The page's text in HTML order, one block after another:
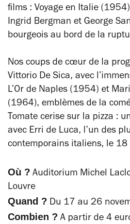
films : Voyage en Italie (1954)
Ingrid Bergman et George
bourgeois au bord de la
Nos coups de cœur de la
Vittorio De Sica, avec
L’Or de Naples (1954) et
(1964), emblèmes de la
Tomate cerise sur la pizza :
avec Erri de Luca, l’un des
contemporains italiens, le 18
Où ? Auditorium Michel
Louvre
Quand ? Du 17 au 26
Combien ? A partir de 4